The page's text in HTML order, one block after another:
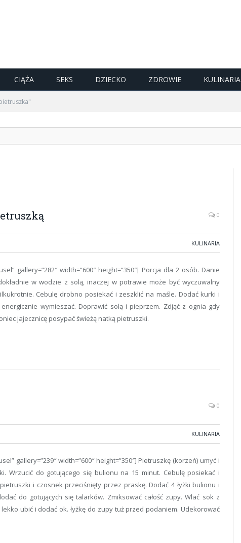
CIĄŻA SEKS DZIECKO ZDROWIE KULINARIA
0
KULINARIA
gallery=”282″ width=”600″ height=”350″] Porcja dla 2 osób. Danie
w wodzie z solą, inaczej w potrawie może być wyczuwalny
Cebulę drobno posiekać i zeszklić na maśle. Dodać kurki i
wymieszać. Doprawić solą i pieprzem. Zdjąć z ognia gdy
jajecznicę posypać świeżą natką pietruszki.
0
KULINARIA
gallery=”239″ width=”600″ height=”350″] Pietruszkę (korzeń) umyć i
Wrzucić do gotującego się bulionu na 15 minut. Cebulę posiekać i
i czosnek przeciśnięty przez praskę. Dodać 4 łyżki bulionu i
do gotujących się talarków. Zmiksować całość zupy. Wlać sok z
ubić i dodać ok. łyżkę do zupy tuż przed podaniem. Udekorować